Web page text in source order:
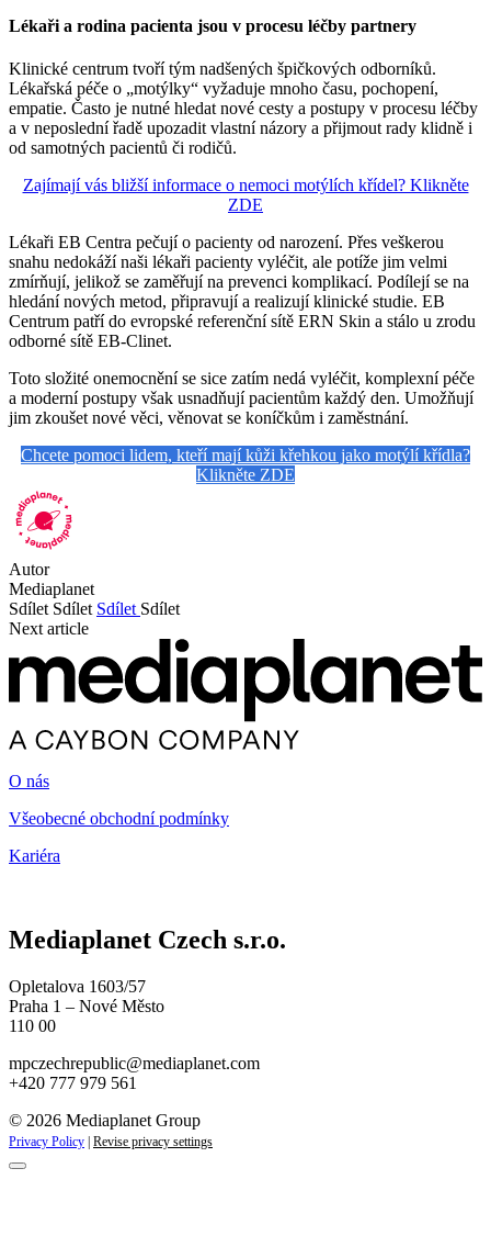
Lékaři a rodina pacienta jsou v procesu léčby partnery
Klinické centrum tvoří tým nadšených špičkových odborníků.
Lékařská péče o „motýlky“ vyžaduje mnoho času, pochopení,
empatie. Často je nutné hledat nové cesty a postupy v procesu léčby
a v neposlední řadě upozadit vlastní názory a přijmout rady klidně i
od samotných pacientů či rodičů.
Zajímají vás bližší informace o nemoci motýlích křídel? Klikněte
ZDE
Lékaři EB Centra pečují o pacienty od narození. Přes veškerou
snahu nedokáží naši lékaři pacienty vyléčit, ale potíže jim velmi
zmírňují, jelikož se zaměřují na prevenci komplikací. Podílejí se na
hledání nových metod, připravují a realizují klinické studie. EB
Centrum patří do evropské referenční sítě ERN Skin a stálo u zrodu
odborné sítě EB-Clinet.
Toto složité onemocnění se sice zatím nedá vyléčit, komplexní péče
a moderní postupy však usnadňují pacientům každý den. Umožňují
jim zkoušet nové věci, věnovat se koníčkům i zaměstnání.
Chcete pomoci lidem, kteří mají kůži křehkou jako motýlí křídla?
Klikněte ZDE
Autor
Mediaplanet
Sdílet Sdílet Sdílet Sdílet
Next article
O nás
Všeobecné obchodní podmínky
Kariéra
Mediaplanet Czech s.r.o.
Opletalova 1603/57
Praha 1 – Nové Město
110 00
mpczechrepublic@mediaplanet.com
+420 777 979 561
© 2026 Mediaplanet Group
Privacy Policy Revise privacy settings